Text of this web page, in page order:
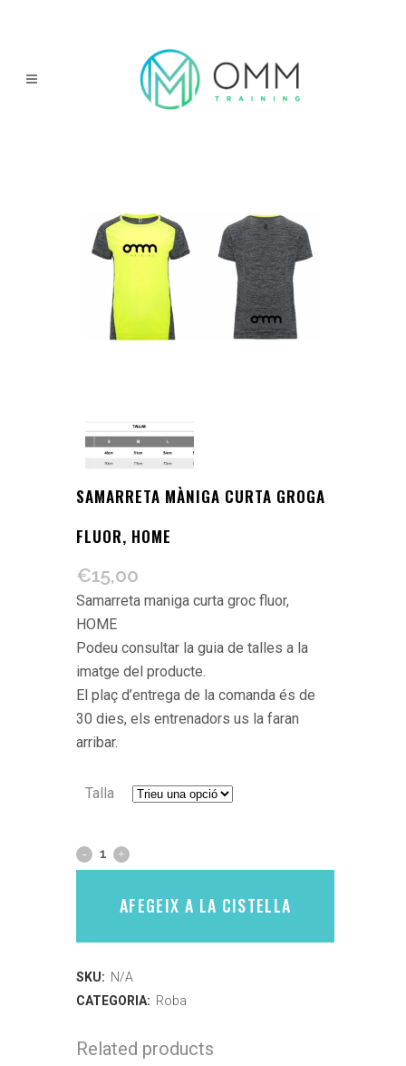
SAMARRETA MÀNIGA CURTA GROGA
FLUOR, HOME
€15,00
Samarreta maniga curta groc fluor,
HOME
Podeu consultar la guia de talles a la
imatge del producte.
El plaç d’entrega de la comanda és de
30 dies, els entrenadors us la faran
arribar.
Talla
AFEGEIX A LA CISTELLA
SKU: N/A
CATEGORIA: Roba
Related products